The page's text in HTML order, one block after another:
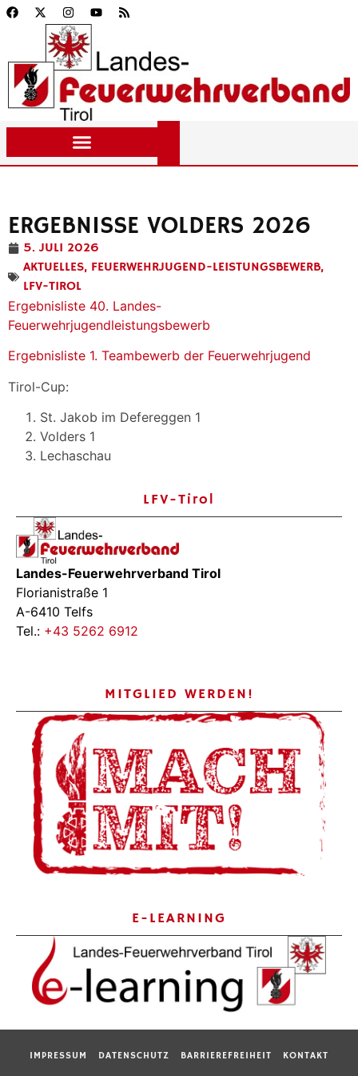
ERGEBNISSE VOLDERS 2026
5. JULI 2026
AKTUELLES, FEUERWEHRJUGEND-LEISTUNGSBEWERB,
LFV-TIROL
Ergebnisliste 40. Landes-
Feuerwehrjugendleistungsbewerb
Ergebnisliste 1. Teambewerb der Feuerwehrjugend
Tirol-Cup:
St. Jakob im Defereggen 1
Volders 1
Lechaschau
LFV-Tirol
Landes-Feuerwehrverband Tirol
Florianistraße 1
A-6410 Telfs
Tel.: +43 5262 6912
MITGLIED WERDEN!
E-LEARNING
IMPRESSUM DATENSCHUTZ BARRIEREFREIHEIT KONTAKT